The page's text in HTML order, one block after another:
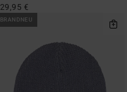
29,95 €
BRANDNEU